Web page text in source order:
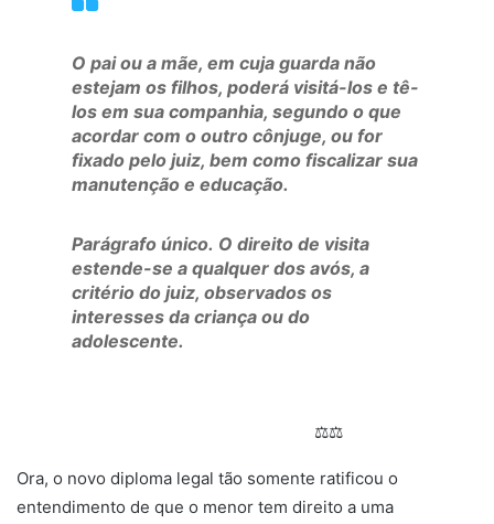
O pai ou a mãe, em cuja guarda não
estejam os filhos, poderá visitá-los e tê-
los em sua companhia, segundo o que
acordar com o outro cônjuge, ou for
fixado pelo juiz, bem como fiscalizar sua
manutenção e educação.
Parágrafo único. O direito de visita
estende-se a qualquer dos avós, a
critério do juiz, observados os
interesses da criança ou do
adolescente.
⚖⚖
Ora, o novo diploma legal tão somente ratificou o
entendimento de que o menor tem direito a uma